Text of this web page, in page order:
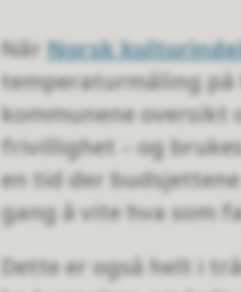
Når Norsk
temperaturmåling
kommunene
frivillighet – og
en tid der
gang å vite hva som
Dette er også helt i